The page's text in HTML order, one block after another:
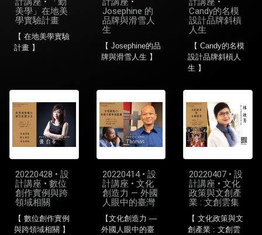
美學」在地美
學實驗計畫
【 在地美學實驗
計畫 】
Josephine 的
品牌與滑雪人
生
【 Josephine的品
牌與滑雪人生 】
Candy的名模
設計品牌斜槓
人生
【 Candy的名模
設計品牌斜槓人
生 】
20220428 • 設
計講座 • 數位
創作實例與跨
領域相關
【 數位創作實例
與跨領域相關 】
20220414 • 設
計講座 • 文化
創造力 — 外國
人眼中的臺灣
【文化創造力 —
外國人眼中的臺
20220407 • 設
計講座 • 文化
政策與文創產
業 : 文創雲集
【 文化政策與文
創產業 : 文創雲